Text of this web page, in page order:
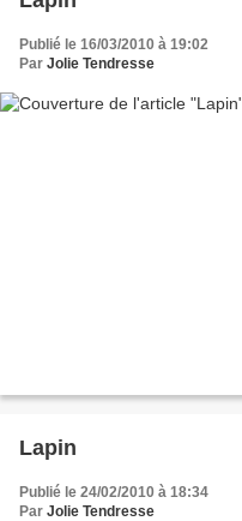
Publié le 16/03/2010 à 19:02
Par Jolie Tendresse
Lapin
Publié le 24/02/2010 à 18:34
Par Jolie Tendresse